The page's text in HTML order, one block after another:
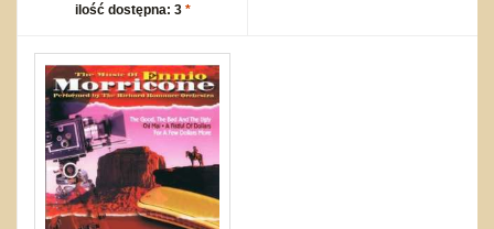
ilość dostępna: 3 *